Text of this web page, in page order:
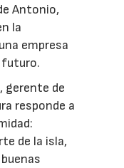
Antonio,
la
empresa
futuro.
gerente de
responde a
de la isla,